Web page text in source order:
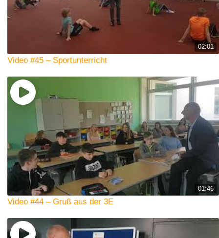
02:01
Video #45 – Sportunterricht
01:46
Video #44 – Gruß aus der 3E